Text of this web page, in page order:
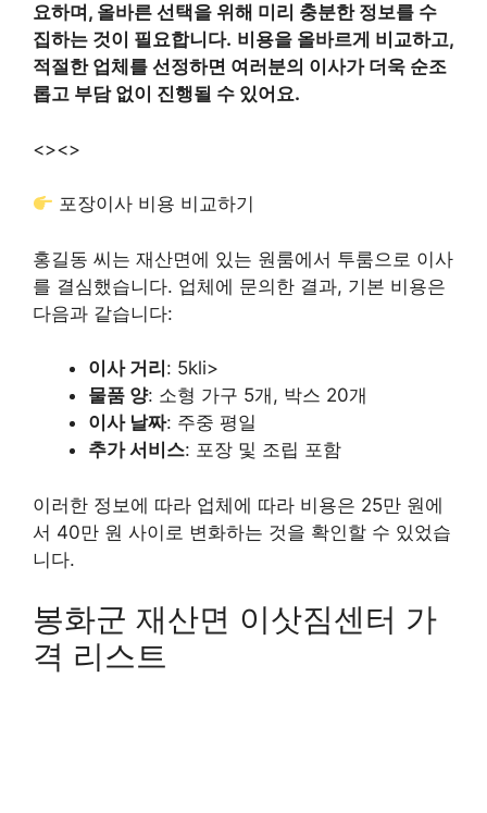
요하며, 올바른 선택을 위해 미리 충분한 정보를 수
집하는 것이 필요합니다. 비용을 올바르게 비교하고,
적절한 업체를 선정하면 여러분의 이사가 더욱 순조
롭고 부담 없이 진행될 수 있어요.
<><>
포장이사 비용 비교하기
홍길동 씨는 재산면에 있는 원룸에서 투룸으로 이사
를 결심했습니다. 업체에 문의한 결과, 기본 비용은
다음과 같습니다:
이사 거리 : 5kli>
물품 양: 소형 가구 5개, 박스 20개
이사 날짜: 주중 평일
추가 서비스: 포장 및 조립 포함
이러한 정보에 따라 업체에 따라 비용은 25만 원에
서 40만 원 사이로 변화하는 것을 확인할 수 있었습
니다.
봉화군 재산면 이삿짐센터 가
격 리스트